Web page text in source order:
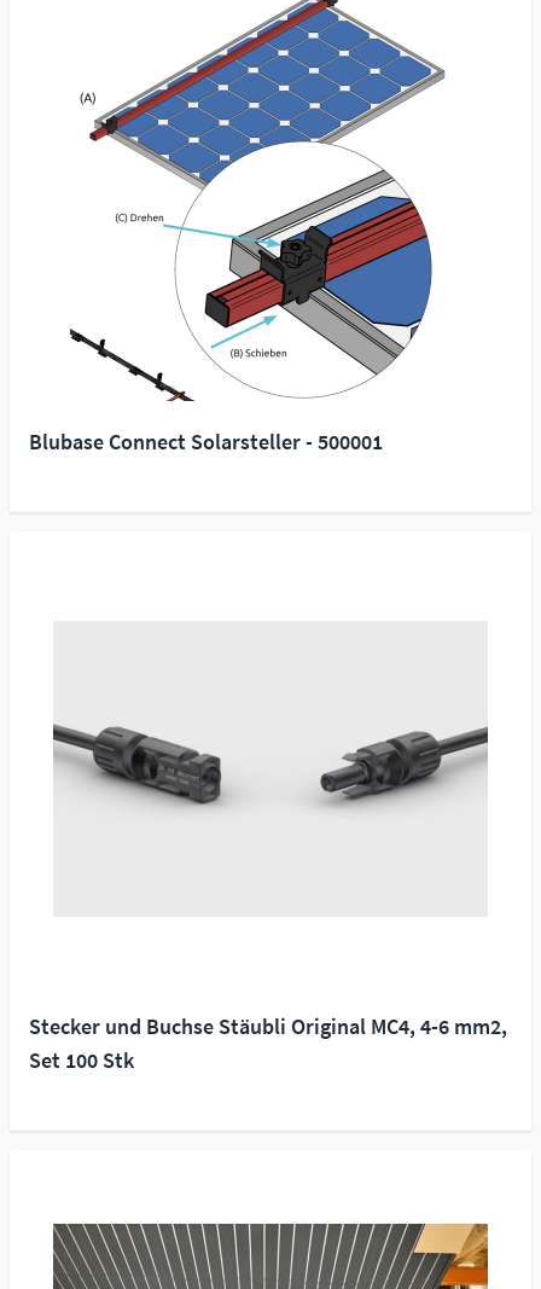
Blubase Connect Solarsteller - 500001
Stecker und Buchse Stäubli Original MC4, 4-6 mm2,
Set 100 Stk